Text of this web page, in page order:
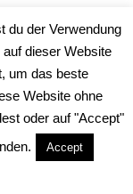
zum Schutz der
Person
Interesses
werden.
nach den o.g.
Sie von dem
du der Verwendung
dieser Website
um das beste
Website ohne
oder auf "Accept"
Accept